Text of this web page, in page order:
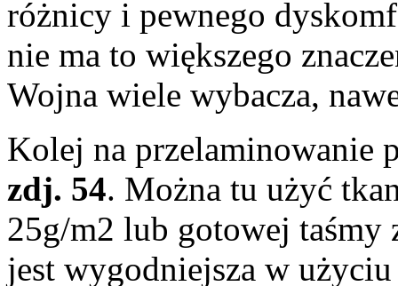
różnicy i pewnego
nie ma to większego
Wojna wiele wybacza,
Kolej na przelaminowanie
zdj. 54. Można tu użyć
25g/m2 lub gotowej taśmy
jest wygodniejsza w